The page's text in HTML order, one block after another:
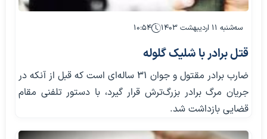
سه‌شنبه ۱۱ اردیبهشت ۱۴۰۳ ۱۰:۵۴
قتل برادر با شلیک گلوله
ضارب برادر مقتول و جوان ۳۱ ساله‌ای است که قبل از آنکه در
جریان مرگ برادر بزرگ‌ترش قرار گیرد، با دستور تلفنی مقام
قضایی بازداشت شد.